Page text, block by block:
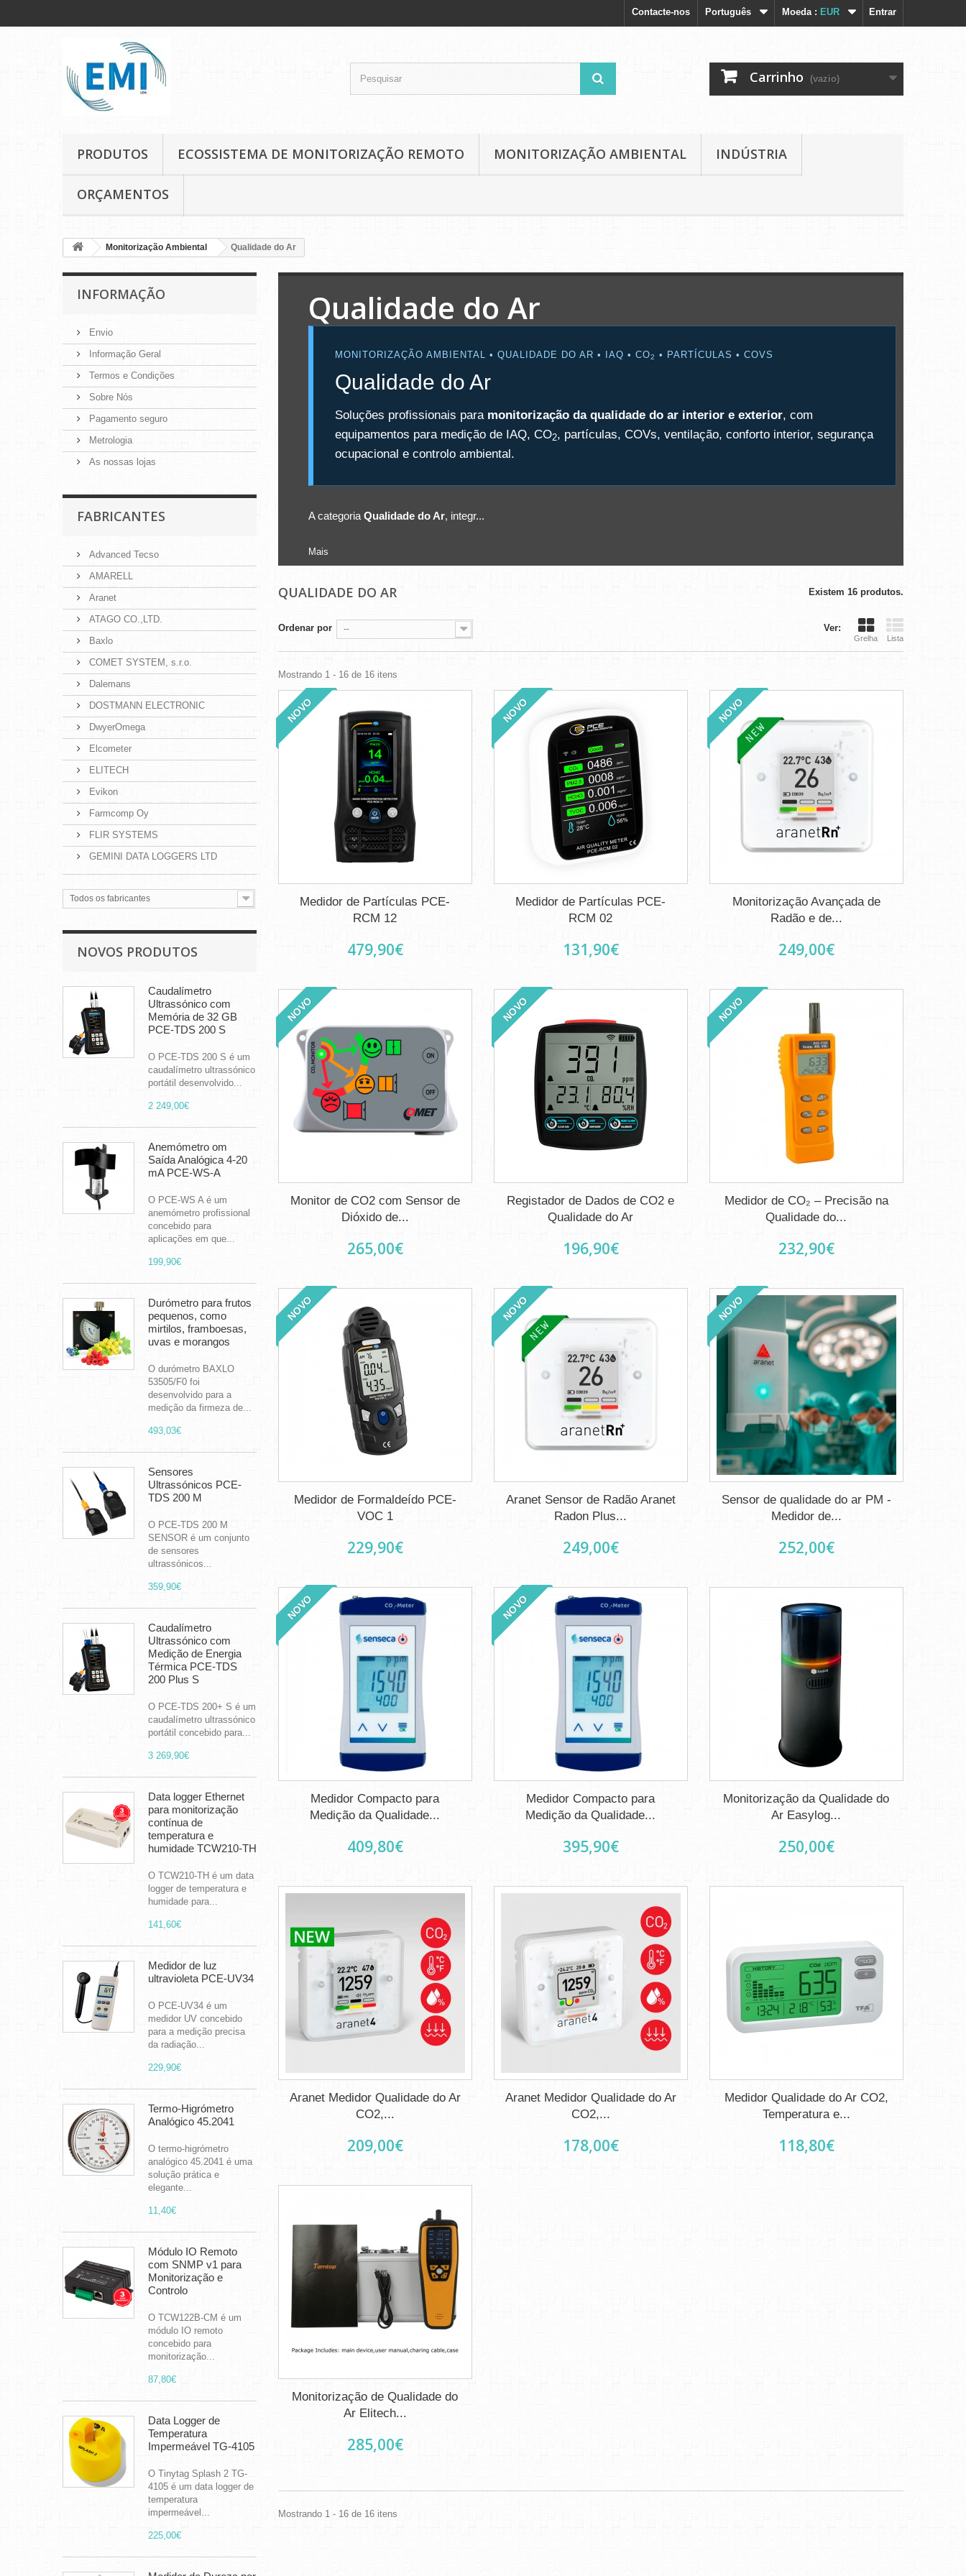
Entrar
Moeda : EUR
Português
Contacte-nos
Carrinho (vazio)
PRODUTOS ECOSSISTEMA DE MONITORIZAÇÃO REMOTO MONITORIZAÇÃO AMBIENTAL INDÚSTRIA
ORÇAMENTOS
Monitorização Ambiental Qualidade do Ar
INFORMAÇÃO
Envio
Informação Geral
Termos e Condições
Sobre Nós
Pagamento seguro
Metrologia
As nossas lojas
FABRICANTES
Advanced Tecso
AMARELL
Aranet
ATAGO CO.,LTD.
Baxlo
COMET SYSTEM, s.r.o.
Dalemans
DOSTMANN ELECTRONIC
DwyerOmega
Elcometer
ELITECH
Evikon
Farmcomp Oy
FLIR SYSTEMS
GEMINI DATA LOGGERS LTD
Todos os fabricantes
NOVOS PRODUTOS
Caudalímetro
Ultrassónico com
Memória de 32 GB
PCE-TDS 200 S
O PCE-TDS 200 S é um
caudalímetro ultrassónico
portátil desenvolvido...
2 249,00€
Anemómetro om
Saída Analógica 4-20
mA PCE-WS-A
O PCE-WS A é um
anemómetro profissional
concebido para
aplicações em que...
199,90€
Durómetro para frutos
pequenos, como
mirtilos, framboesas,
uvas e morangos
O durómetro BAXLO
53505/F0 foi
desenvolvido para a
medição da firmeza de...
493,03€
Sensores
Ultrassónicos PCE-
TDS 200 M
O PCE-TDS 200 M
SENSOR é um conjunto
de sensores
ultrassónicos...
359,90€
Caudalímetro
Ultrassónico com
Medição de Energia
Térmica PCE-TDS
200 Plus S
O PCE-TDS 200+ S é um
caudalímetro ultrassónico
portátil concebido para...
3 269,90€
Data logger Ethernet
para monitorização
contínua de
temperatura e
humidade TCW210-TH
O TCW210-TH é um data
logger de temperatura e
humidade para...
141,60€
Medidor de luz
ultravioleta PCE-UV34
O PCE-UV34 é um
medidor UV concebido
para a medição precisa
da radiação...
229,90€
Termo-Higrómetro
Analógico 45.2041
O termo-higrómetro
analógico 45.2041 é uma
solução prática e
elegante...
11,40€
Módulo IO Remoto
com SNMP v1 para
Monitorização e
Controlo
O TCW122B-CM é um
módulo IO remoto
concebido para
monitorização...
87,80€
Data Logger de
Temperatura
Impermeável TG-4105
O Tinytag Splash 2 TG-
4105 é um data logger de
temperatura
impermeável...
225,00€
Qualidade do Ar
MONITORIZAÇÃO AMBIENTAL • QUALIDADE DO AR • IAQ • CO2 • PARTÍCULAS • COVS
Qualidade do Ar
Soluções profissionais para monitorização da qualidade do ar interior e exterior, com
equipamentos para medição de IAQ, CO2, partículas, COVs, ventilação, conforto interior, segurança
ocupacional e controlo ambiental.
A categoria Qualidade do Ar, integr...
Mais
QUALIDADE DO AR Existem 16 produtos.
Ver:
Grelha Lista
Ordenar por --
Mostrando 1 - 16 de 16 itens
NOVO
Medidor de Partículas PCE-
RCM 12
479,90€
NOVO
Medidor de Partículas PCE-
RCM 02
131,90€
NOVO
Monitorização Avançada de
Radão e de...
249,00€
NOVO
Monitor de CO2 com Sensor de
Dióxido de...
265,00€
NOVO
Registador de Dados de CO2 e
Qualidade do Ar
196,90€
NOVO
Medidor de CO₂ – Precisão na
Qualidade do...
232,90€
NOVO
Medidor de Formaldeído PCE-
VOC 1
229,90€
NOVO
Aranet Sensor de Radão Aranet
Radon Plus...
249,00€
NOVO
Sensor de qualidade do ar PM -
Medidor de...
252,00€
NOVO
Medidor Compacto para
Medição da Qualidade...
409,80€
NOVO
Medidor Compacto para
Medição da Qualidade...
395,90€
Monitorização da Qualidade do
Ar Easylog...
250,00€
Aranet Medidor Qualidade do Ar
CO2,...
209,00€
Aranet Medidor Qualidade do Ar
CO2,...
178,00€
Medidor Qualidade do Ar CO2,
Temperatura e...
118,80€
Monitorização de Qualidade do
Ar Elitech...
285,00€
Mostrando 1 - 16 de 16 itens